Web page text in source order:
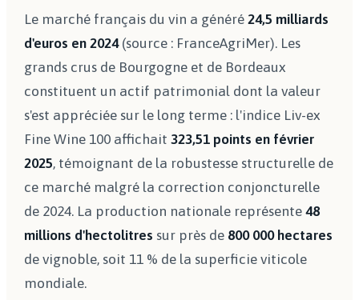
Le marché français du vin a généré 24,5 milliards
d'euros en 2024(source : FranceAgriMer). Les
grands crus de Bourgogne et de Bordeaux
constituent un actif patrimonial dont la valeur
s'est appréciée sur le long terme : l'indice Liv-ex
Fine Wine 100 affichait 323,51 points en février
2025, témoignant de la robustesse structurelle de
ce marché malgré la correction conjoncturelle
de 2024. La production nationale représente 48
millions d'hectolitres sur près de 800 000 hectares
de vignoble, soit 11 % de la superficie viticole
mondiale.